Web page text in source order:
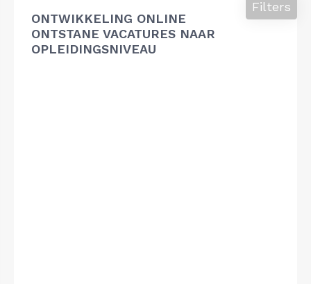
ONTWIKKELING ONLINE
ONTSTANE VACATURES NAAR
OPLEIDINGSNIVEAU
Filters